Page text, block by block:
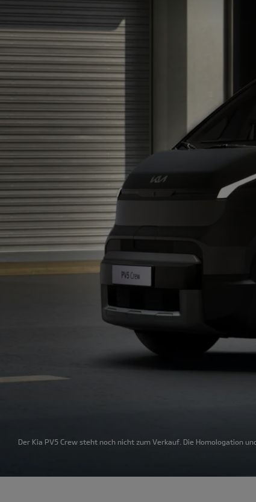
Der Kia PV5 Crew steht noch nicht zum Verkauf. Die Homologation